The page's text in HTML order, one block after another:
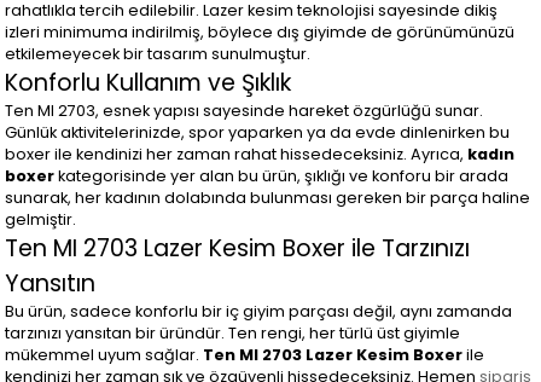
rahatlıkla tercih edilebilir. Lazer kesim teknolojisi sayesinde dikiş
izleri minimuma indirilmiş, böylece dış giyimde de görünümünüzü
etkilemeyecek bir tasarım sunulmuştur.
Konforlu Kullanım ve Şıklık
Ten MI 2703, esnek yapısı sayesinde hareket özgürlüğü sunar.
Günlük aktivitelerinizde, spor yaparken ya da evde dinlenirken bu
boxer ile kendinizi her zaman rahat hissedeceksiniz. Ayrıca, kadın
boxerkategorisinde yer alan bu ürün, şıklığı ve konforu bir arada
sunarak, her kadının dolabında bulunması gereken bir parça haline
gelmiştir.
Ten MI 2703 Lazer Kesim Boxer ile Tarzınızı
Yansıtın
Bu ürün, sadece konforlu bir iç giyim parçası değil, aynı zamanda
tarzınızı yansıtan bir üründür. Ten rengi, her türlü üst giyimle
mükemmel uyum sağlar. Ten MI 2703 Lazer Kesim Boxerile
kendinizi her zaman şık ve özgüvenli hissedeceksiniz. Hemensipariş